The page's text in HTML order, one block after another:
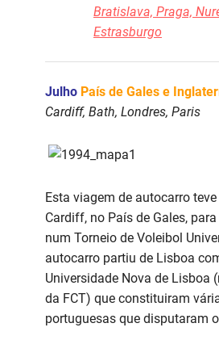
Bratislava, Praga,
Estrasburgo
Julho País de Gales e
Cardiff, Bath, Londres, Paris
Esta viagem de autocarro
Cardiff, no País de Gales,
num Torneio de Voleibol
autocarro partiu de Lisboa
Universidade Nova de Lisboa
da FCT) que constituiram
portuguesas que disputaram